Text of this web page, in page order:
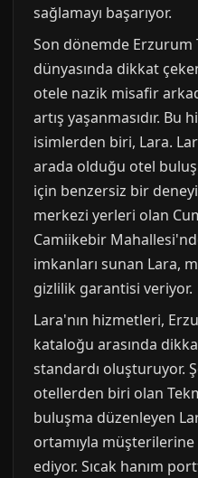
sağlamayı başarıyor.
Son dönemde Erzurum
dünyasında dikkat
otele nazik misafir
artış yaşanmasıdır. Bu
isimlerden biri, Lara.
arada olduğu otel
için benzersiz bir
merkezi yerleri olan
Camiikebir
imkanları sunan Lara,
gizlilik garantisi veriyor.
Lara'nın hizmetleri,
kataloğu arasında
standardı oluşturuyor.
otellerden biri olan
buluşma düzenleyen
ortamıyla
ediyor. Sıcak hanım